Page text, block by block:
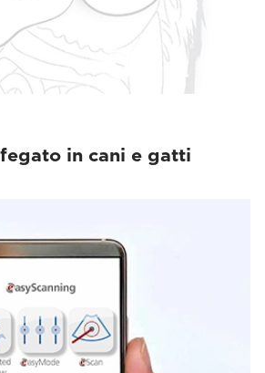
in cani e gatti